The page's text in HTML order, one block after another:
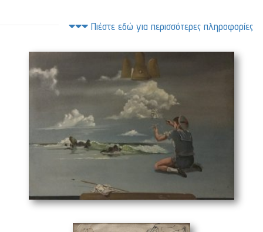
Πιέστε εδώ για περισσότερες πληροφορίες
Το Ναυτάκι (100 x 70 cm)